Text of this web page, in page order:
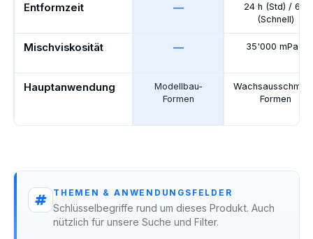
Entformzeit —
24 h (Std) / 6 h
(Schnell)
Mischviskosität — 35'000 mPa·s
Hauptanwendung
Modellbau-
Formen
Formen
THEMEN & ANWENDUNGSFELDER
Schlüsselbegriffe rund um dieses Produkt. Auch
nützlich für unsere Suche und Filter.